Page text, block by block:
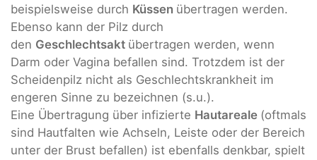
beispielsweise durch Küssen übertragen werden.
Ebenso kann der Pilz durch
den Geschlechtsakt übertragen werden, wenn
Darm oder Vagina befallen sind. Trotzdem ist der
Scheidenpilz nicht als Geschlechtskrankheit im
engeren Sinne zu bezeichnen (s.u.).
Eine Übertragung über infizierte Hautareale (oftmals
sind Hautfalten wie Achseln, Leiste oder der Bereich
unter der Brust befallen) ist ebenfalls denkbar, spielt